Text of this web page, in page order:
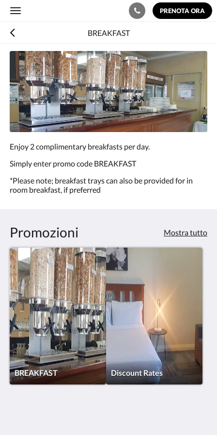
Toggle
PRENOTA ORA
BREAKFAST
Quella
seguente
una
gallery
di
immagini.
Per
sfogliarla,
scorrere
destra
sinistra,
oppure
Avanti
e
Indietro.
Enjoy 2 complimentary breakfasts per day.
Simply enter promo code BREAKFAST
*Please note; breakfast trays can also be provided for in
room breakfast, if preferred
Promozioni Mostra tutto
BREAKFAST Discount Rates